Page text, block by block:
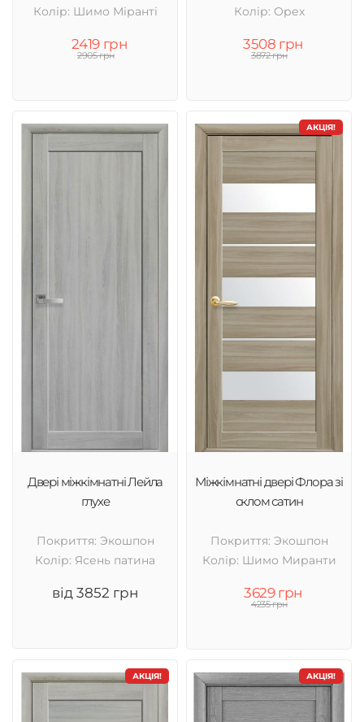
Колір: Шимо Міранті
2419 грн
2905 грн
Колір: Орех
3508 грн
3872 грн
Двері міжкімнатні Лейла
глухе
Покриття: Экошпон
Колір: Ясень патина
від 3852 грн
АКЦІЯ!
Міжкімнатні двері Флора зі
склом сатин
Покриття: Экошпон
Колір: Шимо Миранти
3629 грн
4235 грн
АКЦІЯ! АКЦІЯ!